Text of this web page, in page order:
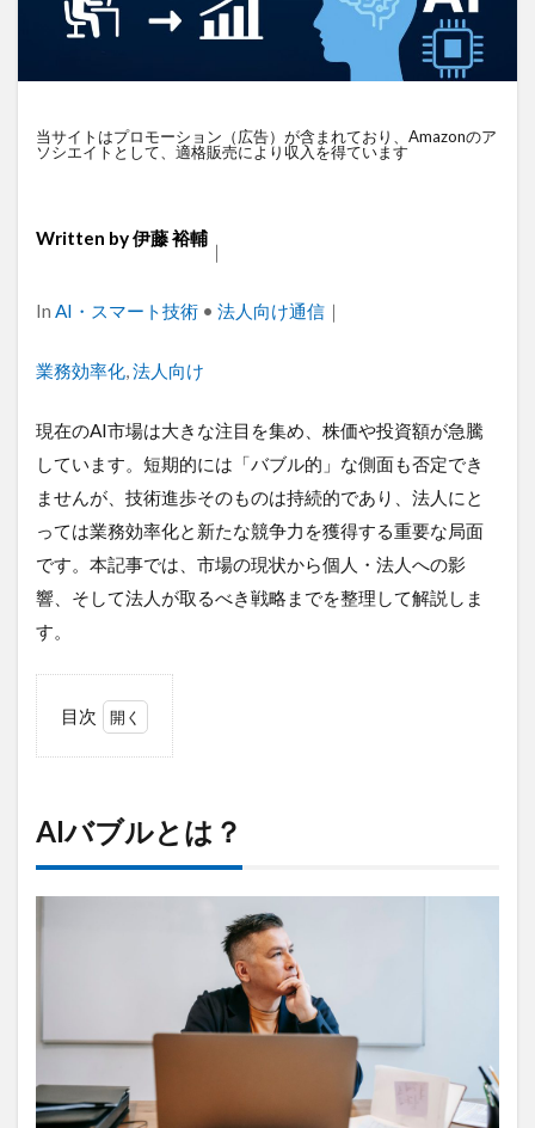
当サイトはプロモーション（広告）が含まれており、Amazonのア
ソシエイトとして、適格販売により収入を得ています
Written by伊藤 裕輔
｜
Categories
In AI・スマート技術 • 法人向け通信 ｜
Tags
業務効率化,法人向け
現在のAI市場は大きな注目を集め、株価や投資額が急騰
しています。短期的には「バブル的」な側面も否定でき
ませんが、技術進歩そのものは持続的であり、法人にと
っては業務効率化と新たな競争力を獲得する重要な局面
です。本記事では、市場の現状から個人・法人への影
響、そして法人が取るべき戦略までを整理して解説しま
す。
目次
と
は？
状
ー
タ
AIバブルとは？
農業
車両管理 訪問介護
衛星測位
絶縁監視
神プラン
監視カメラ
物流 災害監視
災害対策
火山監視
温度管理
モバイルルーター
ビルメンテナンス
Android MES
PQC移行
Pixel
HUAWEI
GNSS DX
ドローン
トレイルカメラ
トイレ
デジタルツイン
デジタルサイネージ
タブレット
タイムラプス
センサー
アルコールチェック
セキュリティ